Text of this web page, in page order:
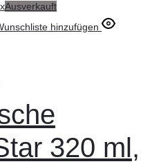
Ausverkauft
hinzufügen
320 ml,